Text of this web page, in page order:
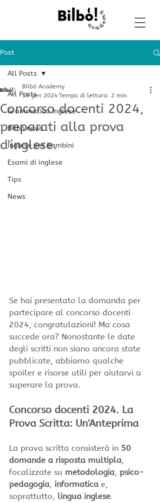
Post
All Posts
Grammatica inglese
Bilbò news
Inglese per bambini
Esami di inglese
Tips
News
All Posts
Concorso docenti 2024,
preparati alla prova
d'inglese.
Bilbò Academy
19 gen 2024 Tempo di lettura: 2 min
Se hai presentato la domanda per
partecipare al concorso docenti
2024, congratulazioni! Ma cosa
succede ora? Nonostante le date
degli scritti non siano ancora state
pubblicate, abbiamo qualche
spoiler e risorse utili per aiutarvi a
superare la prova.
Concorso docenti 2024. La
Prova Scritta: Un'Anteprima
La prova scritta consisterà in 50
domande a risposta multipla,
focalizzate su metodologia, psico-
pedagogia, informatica e,
soprattutto, lingua inglese.